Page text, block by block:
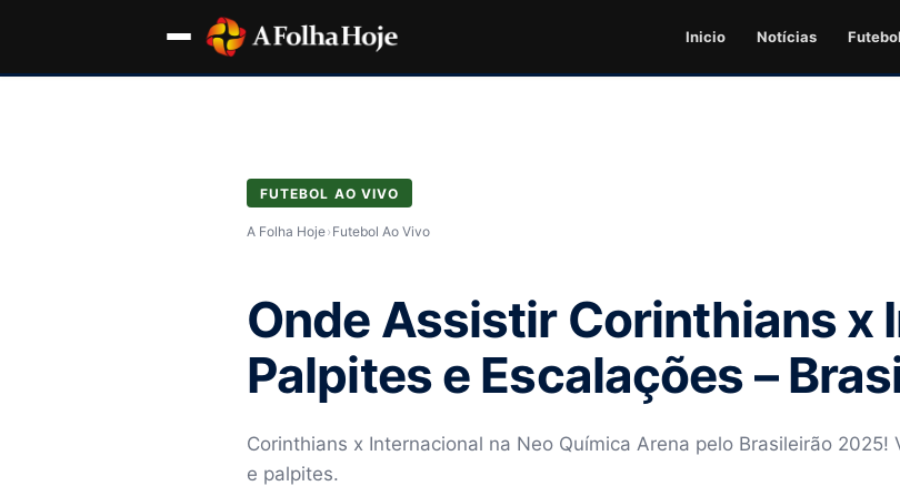
Inicio Notícias Futebol
FUTEBOL AO VIVO
A Folha Hoje› Futebol Ao Vivo
Onde Assistir Corinthians x
Palpites e Escalações –
Corinthians x Internacional na Neo Química Arena pelo Brasileirão
e palpites.